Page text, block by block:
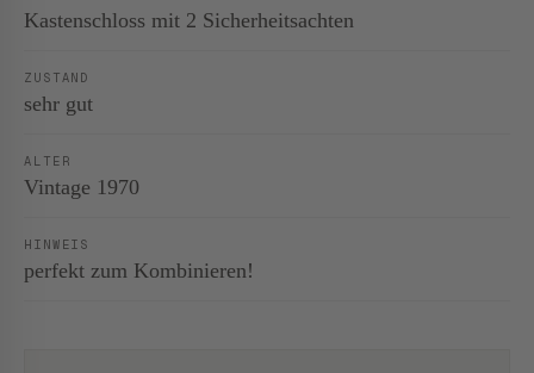
Kastenschloss mit 2 Sicherheitsachten
ZUSTAND
sehr gut
ALTER
Vintage 1970
HINWEIS
perfekt zum Kombinieren!